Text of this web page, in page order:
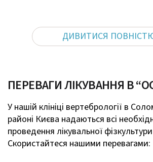
ДИВИТИСЯ
ПЕРЕВАГИ ЛІКУВАННЯ В
У нашій клініці вертебрології в
районі Києва надаються всі
проведення лікувальної
Скористайтеся нашими перевагами: